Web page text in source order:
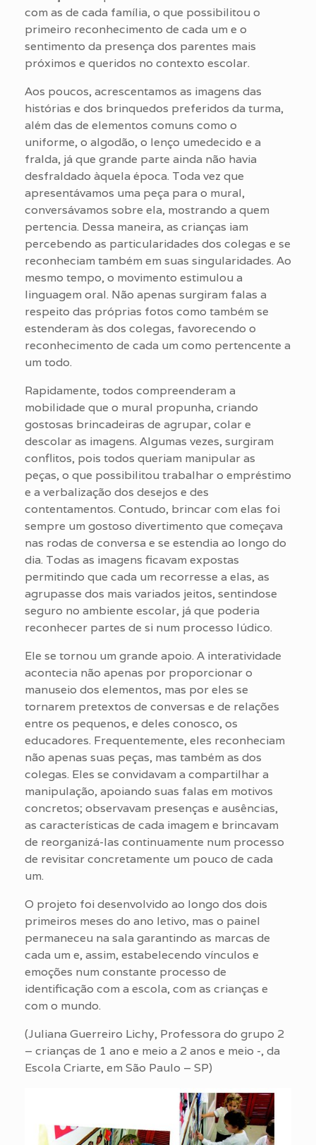
com as de cada família, o que possibilitou o
primeiro reconhecimento de cada um e o
sentimento da presença dos parentes mais
próximos e queridos no contexto escolar.
Aos poucos, acrescentamos as imagens das
histórias e dos brinquedos preferidos da turma,
além das de elementos comuns como o
uniforme, o algodão, o lenço umedecido e a
fralda, já que grande parte ainda não havia
desfraldado àquela época. Toda vez que
apresentávamos uma peça para o mural,
conversávamos sobre ela, mostrando a quem
pertencia. Dessa maneira, as crianças iam
percebendo as particularidades dos colegas e se
reconheciam também em suas singularidades. Ao
mesmo tempo, o movimento estimulou a
linguagem oral. Não apenas surgiram falas a
respeito das próprias fotos como também se
estenderam às dos colegas, favorecendo o
reconhecimento de cada um como pertencente a
um todo.
Rapidamente, todos compreenderam a
mobilidade que o mural propunha, criando
gostosas brincadeiras de agrupar, colar e
descolar as imagens. Algumas vezes, surgiram
conflitos, pois todos queriam manipular as
peças, o que possibilitou trabalhar o empréstimo
e a verbalização dos desejos e des
contentamentos. Contudo, brincar com elas foi
sempre um gostoso divertimento que começava
nas rodas de conversa e se estendia ao longo do
dia. Todas as imagens ficavam expostas
permitindo que cada um recorresse a elas, as
agrupasse dos mais variados jeitos, sentindose
seguro no ambiente escolar, já que poderia
reconhecer partes de si num processo lúdico.
Ele se tornou um grande apoio. A interatividade
acontecia não apenas por proporcionar o
manuseio dos elementos, mas por eles se
tornarem pretextos de conversas e de relações
entre os pequenos, e deles conosco, os
educadores. Frequentemente, eles reconheciam
não apenas suas peças, mas também as dos
colegas. Eles se convidavam a compartilhar a
manipulação, apoiando suas falas em motivos
concretos; observavam presenças e ausências,
as características de cada imagem e brincavam
de reorganizá-las continuamente num processo
de revisitar concretamente um pouco de cada
um.
O projeto foi desenvolvido ao longo dos dois
primeiros meses do ano letivo, mas o painel
permaneceu na sala garantindo as marcas de
cada um e, assim, estabelecendo vínculos e
emoções num constante processo de
identificação com a escola, com as crianças e
com o mundo.
(Juliana Guerreiro Lichy, Professora do grupo 2
– crianças de 1 ano e meio a 2 anos e meio -, da
Escola Criarte, em São Paulo – SP)